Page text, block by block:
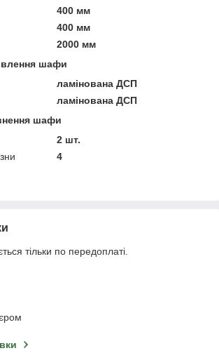
400 мм
400 мм
2000 мм
шафи
ламінована ДСП
ламінована ДСП
шафи
2 шт.
4
тільки по передоплаті.